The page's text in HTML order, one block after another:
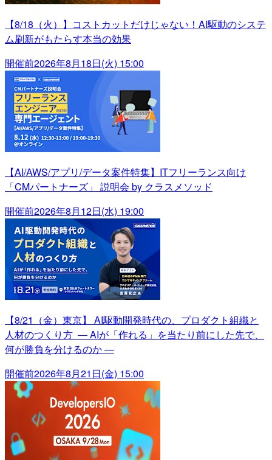
【8/18（火）】コストカットだけじゃない！AI駆動のシステ
ム刷新がもたらす本当の効果
開催前2026年8月18日(火) 15:00
【AI/AWS/アプリ/データ案件特集】ITフリーランス向け
「CMパートナーズ」 説明会 by クラスメソッド
開催前2026年8月12日(水) 19:00
【8/21（金）東京】 AI駆動開発時代の、プロダクト組織と
人材のつくり方 ― AIが「作れる」を当たり前にした先で、
何が勝負を分けるのか ―
開催前2026年8月21日(金) 15:00